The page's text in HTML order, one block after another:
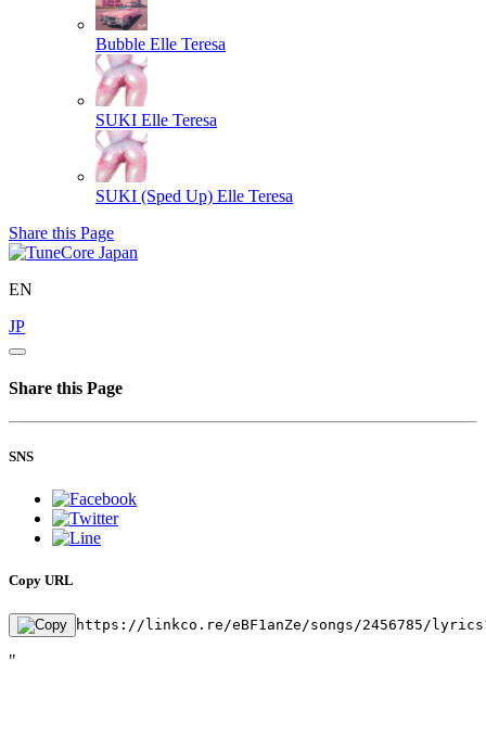
Bubble Elle Teresa
SUKI Elle Teresa
SUKI (Sped Up) Elle Teresa
Share this Page
EN
JP
Share this Page
SNS
Copy URL
https://linkco.re/eBF1anZe/songs/2456785/
"